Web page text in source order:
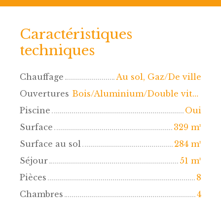
Caractéristiques
techniques
Chauffage
Au sol, Gaz/De ville
Ouvertures
Bois/Aluminium/Double vitrage
Piscine
Oui
Surface
329 m²
Surface au sol
284 m²
Séjour
51 m²
Pièces
8
Chambres
4